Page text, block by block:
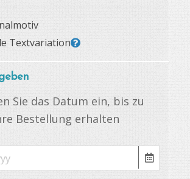
Textvariation
Sie das Datum ein, bis zu
Bestellung erhalten